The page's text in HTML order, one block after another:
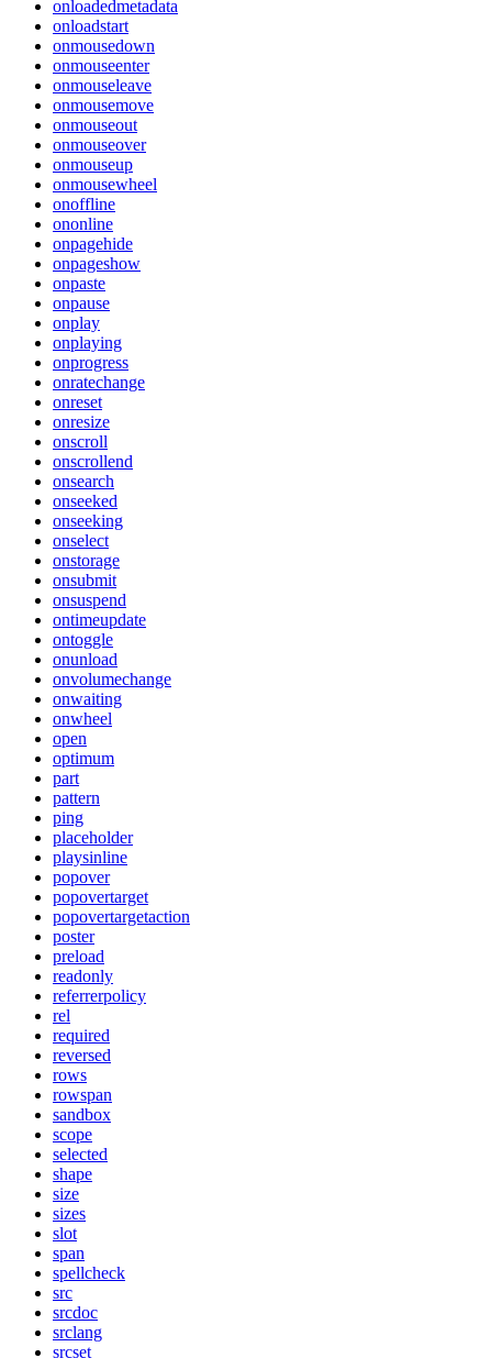
onloadedmetadata
onloadstart
onmousedown
onmouseenter
onmouseleave
onmousemove
onmouseout
onmouseover
onmouseup
onmousewheel
onoffline
ononline
onpagehide
onpageshow
onpaste
onpause
onplay
onplaying
onprogress
onratechange
onreset
onresize
onscroll
onscrollend
onsearch
onseeked
onseeking
onselect
onstorage
onsubmit
onsuspend
ontimeupdate
ontoggle
onunload
onvolumechange
onwaiting
onwheel
open
optimum
part
pattern
ping
placeholder
playsinline
popover
popovertarget
popovertargetaction
poster
preload
readonly
referrerpolicy
rel
required
reversed
rows
rowspan
sandbox
scope
selected
shape
size
sizes
slot
span
spellcheck
src
srcdoc
srclang
srcset